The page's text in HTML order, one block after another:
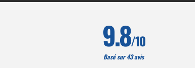
9.8/10
Basé sur 43 avis